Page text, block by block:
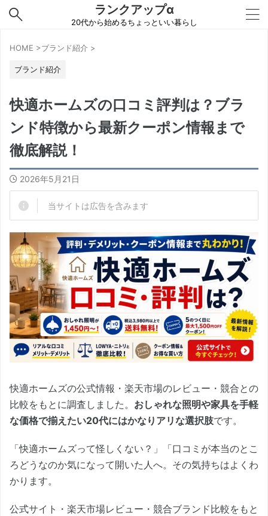
ランクアップα
20代から始めるちょっといい暮らし
HOME >ブランド紹介 >
ブランド紹介
快適ホームズの口コミ評判は？ブラ
ンド特徴から最新クーポン情報まで
徹底解説！
2026年5月21日
当サイトは広告を含みます
快適ホームズの公式情報・楽天市場のレビュー・競合との
比較をもとに調査しました。 おしゃれな照明や家具を手軽
な価格で揃えたい20代にはかなりアリな選択肢です。
「快適ホームズって怪しくない？」「口コミが本当のとこ
ろどうなのか気になって開いた人へ。その気持ちはよくわ
かります。
公式サイト・楽天市場レビュー・競合ブランド比較をもと